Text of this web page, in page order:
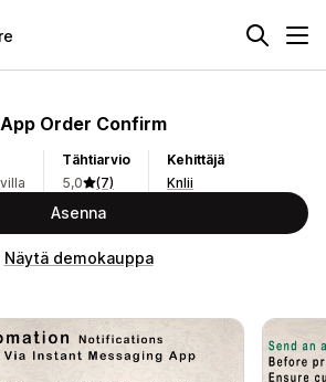
Order Confirm
Tähtiarvio
5,0
(7)
Kehittäjä
Knlii
Asenna
Näytä demokauppa